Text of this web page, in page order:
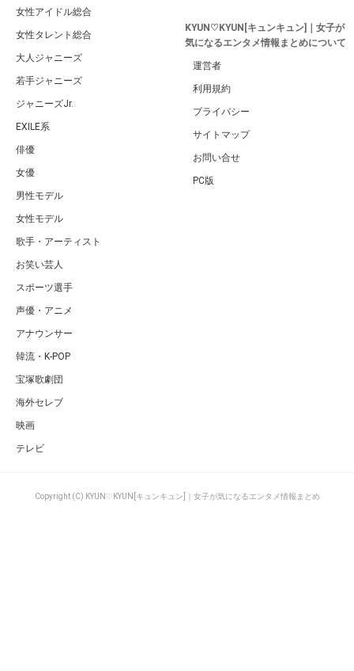
女性アイドル総合
女性タレント総合
大人ジャニーズ
若手ジャニーズ
ジャニーズJr.
EXILE系
俳優
女優
男性モデル
女性モデル
歌手・アーティスト
お笑い芸人
スポーツ選手
声優・アニメ
アナウンサー
韓流・K-POP
宝塚歌劇団
海外セレブ
映画
テレビ
KYUN♡KYUN[キュンキュン]｜女子が
気になるエンタメ情報まとめについて
運営者
利用規約
プライバシー
サイトマップ
お問い合せ
PC版
Copyright (C) KYUN♡KYUN[キュンキュン]｜女子が気になるエンタメ情報まとめ